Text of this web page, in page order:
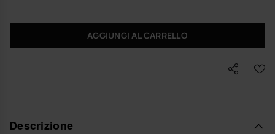
AGGIUNGI AL CARRELLO
Descrizione